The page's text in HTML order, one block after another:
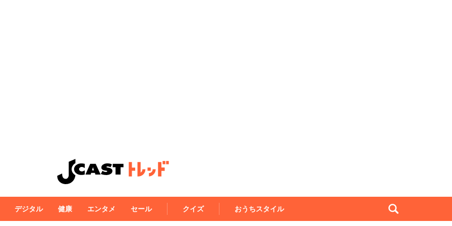
デジタル 健康 エンタメ セール クイズ おうちスタイル